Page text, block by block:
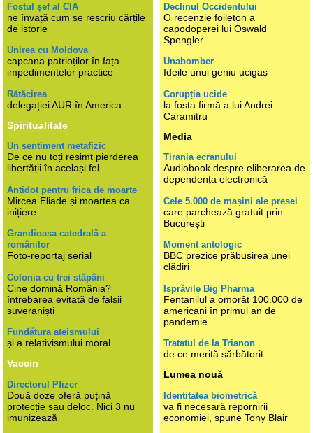
Fostul șef al CIA
ne învață cum se rescriu cărțile
de istorie
Unirea cu Moldova
capcana patrioților în fața
impedimentelor practice
Rătăcirea
delegației AUR în America
Spiritualitate
Un sentiment metafizic
De ce nu toți resimt pierderea
libertății în același fel
Antidot pentru frica de moarte
Mircea Eliade și moartea ca
inițiere
Grandioasa catedrală a
românilor
Foto-reportaj serial
Colonia cu trei stăpâni
Cine domină România?
întrebarea evitată de falșii
suveraniști
Fundătura ateismului
și a relativismului moral
Vaccin
Directorul Pfizer
Două doze oferă puțină
protecție sau deloc. Nici 3 nu
imunizează
Declinul Occidentului
O recenzie foileton a
capodoperei lui Oswald
Spengler
Unabomber
Ideile unui geniu ucigaș
Corupția ucide
la fosta firmă a lui Andrei
Caramitru
Media
Tirania ecranului
Audiobook despre eliberarea de
dependența electronică
Cele 5.000 de mașini ale presei
care parchează gratuit prin
București
Moment antologic
BBC prezice prăbușirea unei
clădiri
Isprăvile Big Pharma
Fentanilul a omorât 100.000 de
americani în primul an de
pandemie
Tratatul de la Trianon
de ce merită sărbătorit
Lumea nouă
Identitatea biometrică
va fi necesară repornirii
economiei, spune Tony Blair